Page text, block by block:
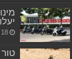
יעלו
18 בדצמבר 2018